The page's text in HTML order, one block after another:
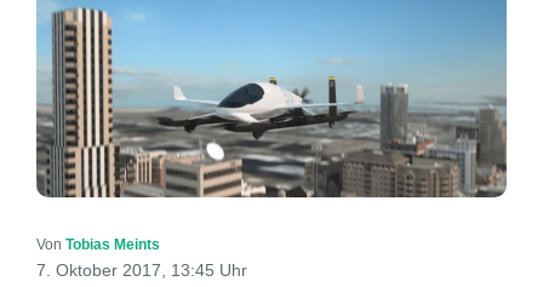
Von Tobias Meints
7. Oktober 2017, 13:45 Uhr